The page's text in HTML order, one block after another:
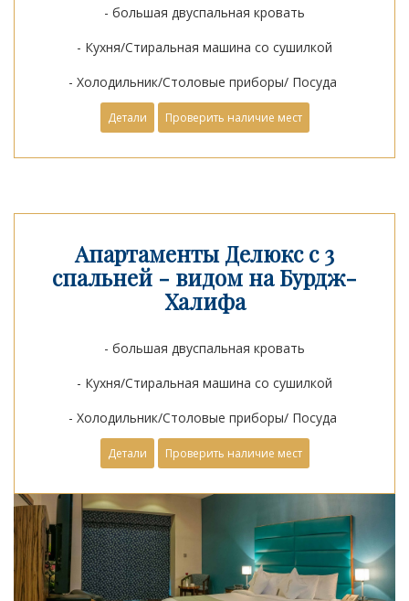
- большая двуспальная кровать
- Кухня/Стиральная машина со сушилкой
- Холодильник/Столовые приборы/ Посуда
Детали Проверить наличие мест
Апартаменты Делюкс с 3
спальней - видом на Бурдж-
Халифа
- большая двуспальная кровать
- Кухня/Стиральная машина со сушилкой
- Холодильник/Столовые приборы/ Посуда
Детали Проверить наличие мест